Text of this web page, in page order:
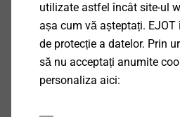
utilizate astfel încât site-ul
așa cum vă așteptați. EJOT
de protecție a datelor. Prin
să nu acceptați anumite
personaliza aici: